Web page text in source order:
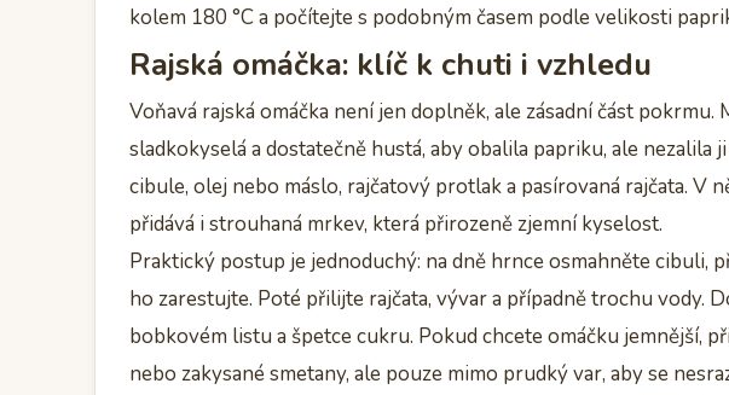
kolem 180 °C a počítejte s podobným časem podle velikosti
Rajská omáčka: klíč k chuti i vzhledu
Voňavá rajská omáčka není jen doplněk, ale zásadní část pokrmu.
sladkokyselá a dostatečně hustá, aby obalila papriku, ale nezalila
cibule, olej nebo máslo, rajčatový protlak a pasírovaná rajčata. V
přidává i strouhaná mrkev, která přirozeně zjemní kyselost.
Praktický postup je jednoduchý: na dně hrnce osmahněte cibuli,
ho zarestujte. Poté přilijte rajčata, vývar a případně trochu vody.
bobkovém listu a špetce cukru. Pokud chcete omáčku jemnější,
nebo zakysané smetany, ale pouze mimo prudký var, aby se